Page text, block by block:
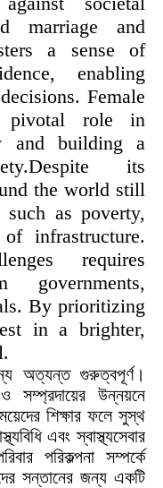
marriage and
a sense of
enabling
Female
pivotal role in
and building a
its
the world still
as poverty,
infrastructure.
requires
By prioritizing
in a brighter,
অত্যন্ত গুরুত্বপূর্ণ।
সম্প্রদায়ের উন্নয়নে
শিক্ষার ফলে সুস্থ
এবং স্বাস্থ্যসেবার
পরিকল্পনা সম্পর্কে
সন্তানের জন্য একটি